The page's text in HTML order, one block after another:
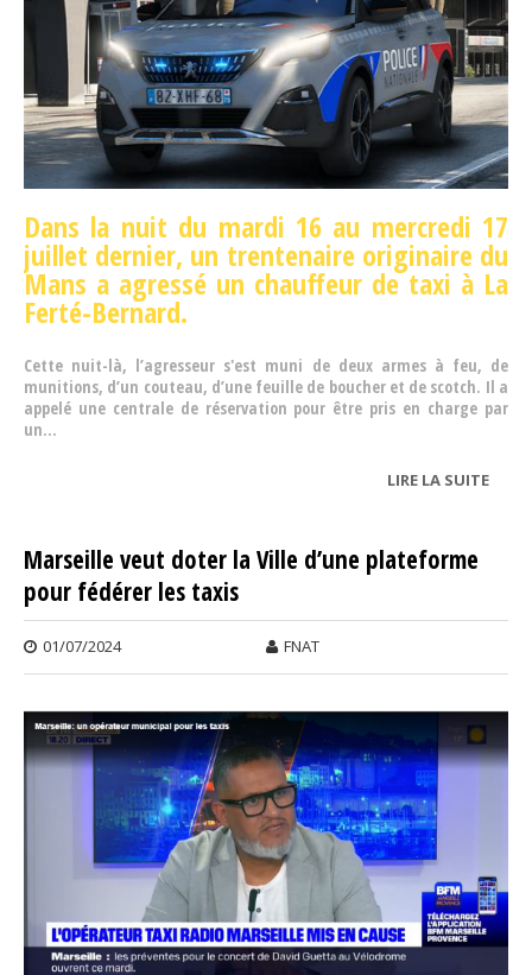
Dans la nuit du mardi 16 au mercredi 17
juillet dernier, un trentenaire originaire du
Mans a agressé un chauffeur de taxi à La
Ferté-Bernard.
Cette nuit-là, l’agresseur s'est muni de deux armes à feu, de
munitions, d’un couteau, d’une feuille de boucher et de scotch. Il a
appelé une centrale de réservation pour être pris en charge par
un...
LIRE LA SUITEDE
PRÈS
Marseille veut doter la Ville d’une plateforme
pour fédérer les taxis
01/07/2024 FNAT